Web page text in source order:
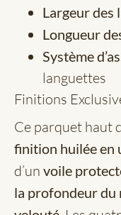
Largeur des
Longueur
Système
languettes
Finitions
Ce parquet haut
finition huilée en
d’un voile
la profondeur